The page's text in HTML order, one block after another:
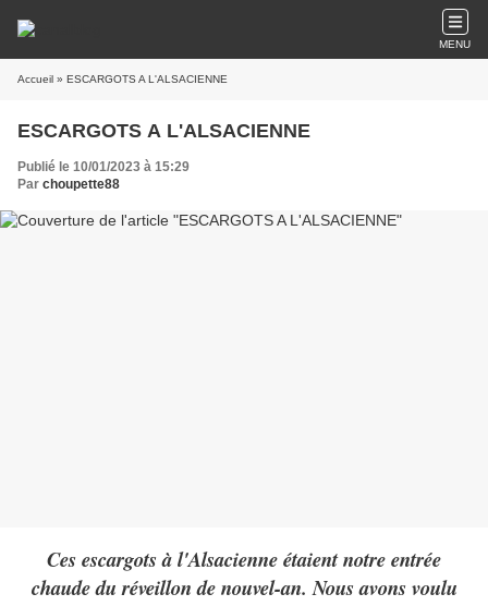
MENU
Accueil » ESCARGOTS A L'ALSACIENNE
ESCARGOTS A L'ALSACIENNE
Publié le 10/01/2023 à 15:29
Par choupette88
Ces escargots à l'Alsacienne étaient notre entrée
chaude du réveillon de nouvel-an. Nous avons voulu